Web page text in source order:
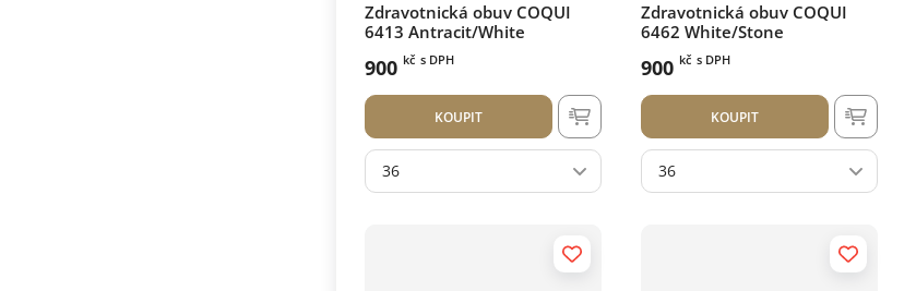
Zdravotnická obuv COQUI
6413 Antracit/White
900 kč s DPH
KOUPIT
36
Zdravotnická obuv COQUI
6462 White/Stone
900 kč s DPH
KOUPIT
36